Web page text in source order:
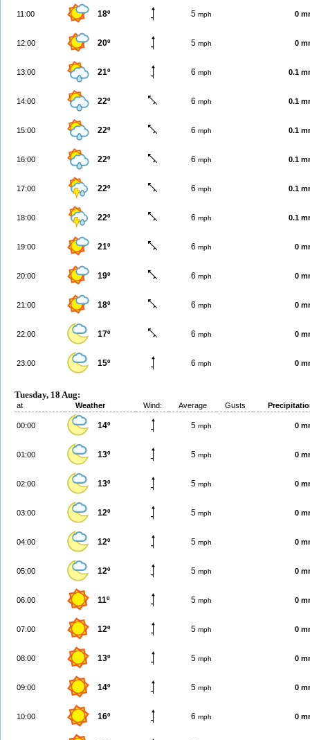
11:00 18º 5 mph 0
12:00 20º 5 mph 0
13:00 21º 6 mph 0.1
14:00 22º 6 mph 0.1
15:00 22º 6 mph 0.1
16:00 22º 6 mph 0.1
17:00 22º 6 mph 0.1
18:00 22º 6 mph 0.1
19:00 21º 6 mph 0
20:00 19º 6 mph 0
21:00 18º 6 mph 0
22:00 17º 6 mph 0
23:00 15º 6 mph 0
Tuesday, 18 Aug:
at Weather Wind: Average Gusts
00:00 14º 5 mph 0
01:00 13º 5 mph 0
02:00 13º 5 mph 0
03:00 12º 5 mph 0
04:00 12º 5 mph 0
05:00 12º 5 mph 0
06:00 11º 5 mph 0
07:00 12º 5 mph 0
08:00 13º 5 mph 0
09:00 14º 5 mph 0
10:00 16º 6 mph 0